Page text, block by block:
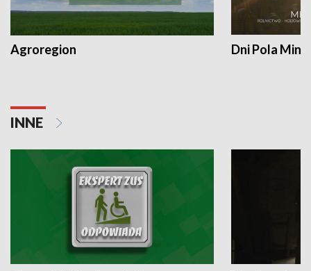
Agroregion Dni Pola
INNE